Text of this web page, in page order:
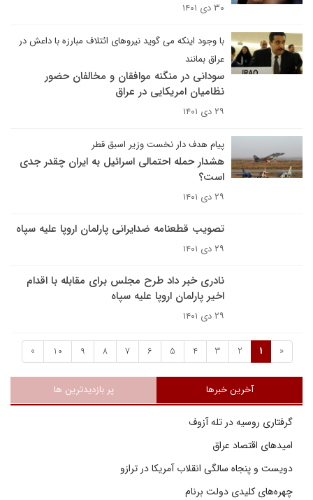
۳۰ دی ۱۴۰۱
با وجود اینکه می گوید نیروهای ائتلاف مبارزه با داعش در
عراق بمانند
سودانی در منگنه موافقان و مخالفان حضور
نظامیان امریکایی در عراق
۲۹ دی ۱۴۰۱
پیام هدف دار نخست وزیر اسبق قطر
هشدار حمله احتمالی اسرائیل به ایران چقدر جدی
است؟
۲۹ دی ۱۴۰۱
تصویب قطعنامه ضدایرانی پارلمان اروپا علیه سپاه
۲۹ دی ۱۴۰۱
نادری خبر داد طرح مجلس برای مقابله با اقدام
اخیر پارلمان اروپا علیه سپاه
۲۹ دی ۱۴۰۱
«
1
2
3
4
5
6
7
8
9
10
»
آخرین خبرها پر بازدیدترین ها
گرفتاری روسیه در تله آزوف
امیدهای اقتصاد عراق
دویست و پنجاه سالگی انقلاب آمریکا در ترازو
چهره‌های کلیدی دولت برنام